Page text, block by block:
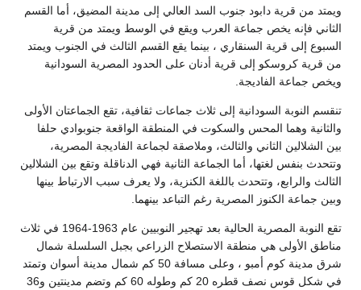
ويمتد من قرية دابود جنوب السد العالي إلى مدينة المضيق، أما القسم
الثاني فإنه يخص جماعة العرب ويقع في الوسط ويمتد من قرية
السبوع إلى قرية السنقاري ، بينما يقع القسم الثالث في الجنوب ويمتد
من قرية كروسكو إلى قرية أدنان على الحدود المصرية السودانية
ويخص جماعة الفاديجة.
تنقسم النوبة السودانية إلى ثلاث جماعات ثقافية، تقع الجماعتان الأولى
والثانية وهما المحس والسكوت في المنطقة الواقعة جنوبوادي حلفا
بين الشلالين الثاني والثالث، وملاصقة لجماعة الفاديجة المصرية،
وتتحدث بنفس لغتها، أما الجماعة الثانية فهي الدناقلة وتقع بين الشلالين
الثالث والرابع، وتتحدث باللغة الكنزية، ولا يعرف سبب الارتباط بينها
وبين جماعة الكنوز المصرية رغم التباعد بينهما.
تقع النوبة المصرية الحالية بعد تهجير النوبيين عام 1963-1964 في ثلاث
مناطق الأولى هي منطقة الاستصلاح الزراعي بجبل السلسلة شمال
شرق مدينة كوم أمبو ، وعلى مسافة 50 كم شمال مدينة أسوان وتمتد
في شكل قوس نصف قطره 20 كم وطوله 60 كم وتضم مدينتين و36